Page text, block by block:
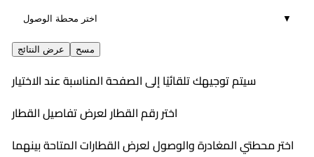
▼
عرض النتائج مسح
سيتم توجيهك تلقائيًا إلى الصفحة المناسبة عند الاختيار
اختر رقم القطار لعرض تفاصيل القطار
اختر محطتي المغادرة والوصول لعرض القطارات المتاحة بينهما